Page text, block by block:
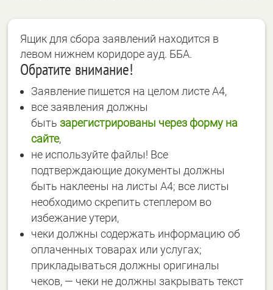
Ящик для сбора заявлений находится в
левом нижнем коридоре ауд. ББА.
Обратите внимание!
Заявление пишется на целом листе А4,
все заявления должны
быть зарегистрированы через форму на
сайте,
не используйте файлы! Все
подтверждающие документы должны
быть наклеены на листы А4; все листы
необходимо скрепить степлером во
избежание утери,
чеки должны содержать информацию об
оплаченных товарах или услугах;
прикладываться должны оригиналы
чеков, — чеки не должны закрывать текст